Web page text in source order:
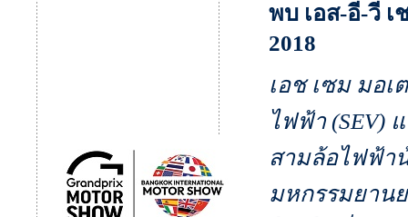
พบ เอส-อี-วี
2018
เอช เซม มอ
ไฟฟ้า (SEV)
สามล้อไฟฟ้าน้
มหกรรมยานย